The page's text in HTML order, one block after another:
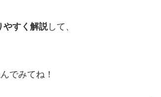
やすく解説して、
でみてね！